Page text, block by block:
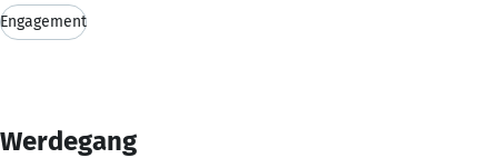
Engagement
Werdegang